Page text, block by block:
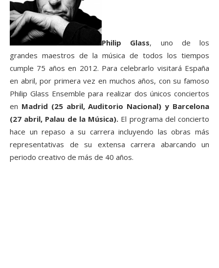
Philip Glass, uno de los
grandes maestros de la música de todos los tiempos
cumple 75 años en 2012. Para celebrarlo visitará España
en abril, por primera vez en muchos años, con su famoso
Philip Glass Ensemble para realizar dos únicos conciertos
en Madrid (25 abril, Auditorio Nacional) y Barcelona
(27 abril, Palau de la Música). El programa del concierto
hace un repaso a su carrera incluyendo las obras más
representativas de su extensa carrera abarcando un
periodo creativo de más de 40 años.